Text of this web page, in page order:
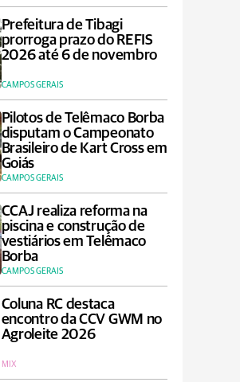
Prefeitura de Tibagi
prorroga prazo do REFIS
2026 até 6 de novembro
CAMPOS GERAIS
Pilotos de Telêmaco Borba
disputam o Campeonato
Brasileiro de Kart Cross em
Goiás
CAMPOS GERAIS
CCAJ realiza reforma na
piscina e construção de
vestiários em Telêmaco
Borba
CAMPOS GERAIS
Coluna RC destaca
encontro da CCV GWM no
Agroleite 2026
MIX